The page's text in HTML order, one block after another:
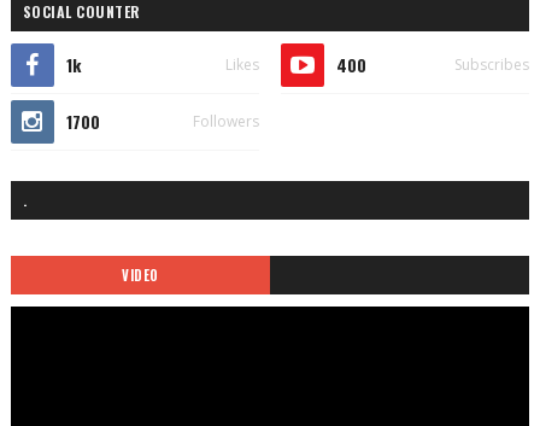
SOCIAL COUNTER
1k Likes 400 Subscribes
1700 Followers
.
VIDEO